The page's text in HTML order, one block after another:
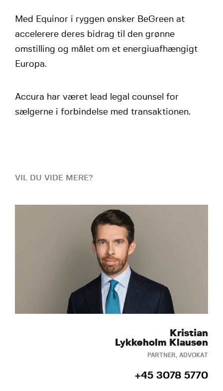
Med Equinor i ryggen ønsker BeGreen at
accelerere deres bidrag til den grønne
omstilling og målet om et energiuafhængigt
Europa.
Accura har været lead legal counsel for
sælgerne i forbindelse med transaktionen.
VIL DU VIDE MERE?
Kristian
Lykkeholm Klausen
PARTNER, ADVOKAT
+45 3078 5770